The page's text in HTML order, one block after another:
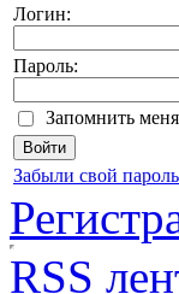
Логин:
Пароль:
Запомнить меня
Забыли свой
RSS